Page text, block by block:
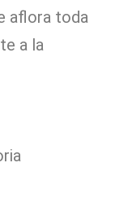
aflora toda
a la